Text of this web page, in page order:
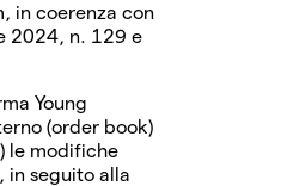
in coerenza con
2024, n. 129 e
Young
(order book)
le modifiche
in seguito alla